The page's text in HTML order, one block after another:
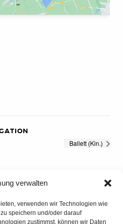
verwalten
verwenden wir Technologien wie
speichern und/oder darauf
zustimmst, können wir Daten
Ballett (Kin.)